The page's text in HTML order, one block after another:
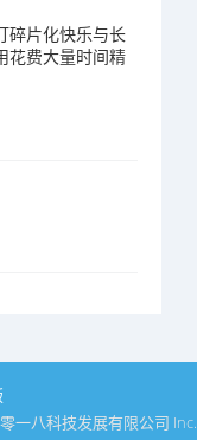
碎片化快乐与长
花费大量时间精
一八科技发展有限公司 Inc.